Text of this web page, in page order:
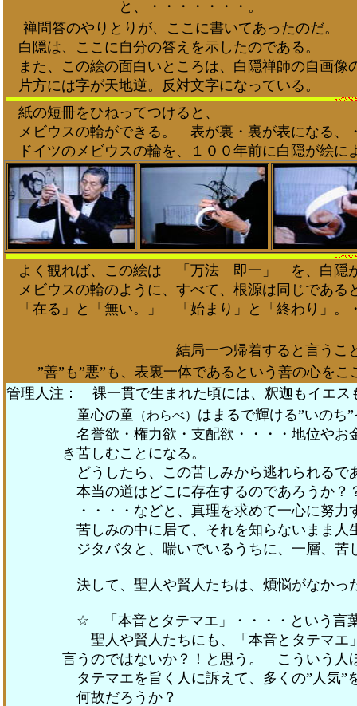
と、・・・・・・・。
禅問答のやりとりが、ここに書いてあったのだ。
白隠は、ここに自分の答えを示したのである。
また、この絵の面白いところは、白隠禅師の自画像
片方には字が天地逆。反対文字になっている。
紙の短冊をひねってつけると、
メビウスの輪ができる。 表が裏・裏が表になる、
ドイツのメビウスの輪を、１００年前に白隠が絵に
よく観れば、この絵は 「万法 即一」
を、白隠
メビウスの輪のように、すべて、根源は同じである
「在る」と「無い。」 「始まり」と「終わり」。
結局一つ帰着すると言うことの表
”善”も”悪”も、表裏一体であるという善の心を
管理人注： 裸一貫で生まれた頃には、釈迦もイエス
童心の童 （わらべ） はまるで輝ける”いの
名誉欲・権力欲・支配欲・・・・地位やお
き苦しむことになる。
どうしたら、この苦しみから逃れられるで
本当の道はどこに存在するのであろうか？
・・・・などと、真理を求めて一心に努力
苦しみの中に居て、それを知らないまま人
ジタバタと、喘いでいるうちに、一層、苦
決して、聖人や賢人たちは、煩悩がなかっ
☆ 「本音とタテマエ」・・・・という言
聖人や賢人たちにも、「本音とタテマエ
言うのではないか？！と思う。 こういう人
タテマエを旨く人に訴えて、多くの”人気”
何故だろうか？